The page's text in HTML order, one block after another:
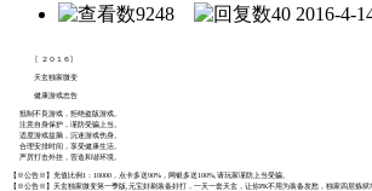
9248
40 2016-4-
〖２０１６〗
天玄独家微变
健康游戏忠告
抵制不良游戏，拒绝盗版游戏。
注意自身保护，谨防受骗上当。
适度游戏益脑，沉迷游戏伤身。
合理安排时间，享受健康生活。
严厉打击外挂，营造和谐环境。
【※公告※】充值比例1：10000，点卡多送90%，网银多送100%,请玩家谨防上当受骗。
【※公告※】天玄独家微变第一季版,元宝好刷装备好打，一天一套天玄，让你PK不用为装备发愁，独家四层炼狱